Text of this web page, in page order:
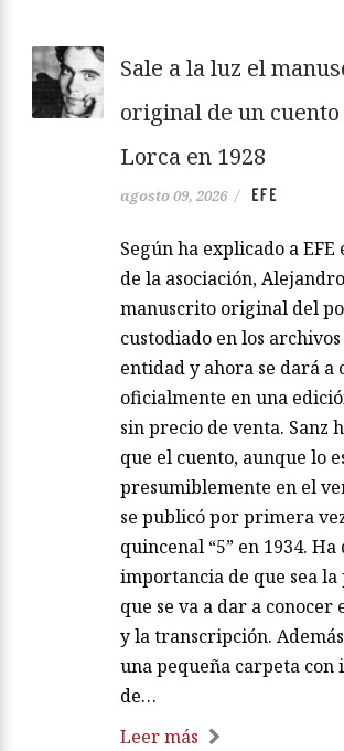
Sale a la luz el
original de un
Lorca en 1928
agosto 09, 2026 / EFE
Según ha explicado a
de la asociación,
manuscrito original del
custodiado en los
entidad y ahora se dará a
oficialmente en una
sin precio de venta. Sanz
que el cuento, aunque lo
presumiblemente en el
se publicó por primera
quincenal “5” en 1934.
importancia de que sea
que se va a dar a conocer
y la transcripción.
una pequeña carpeta con
de…
Leer más